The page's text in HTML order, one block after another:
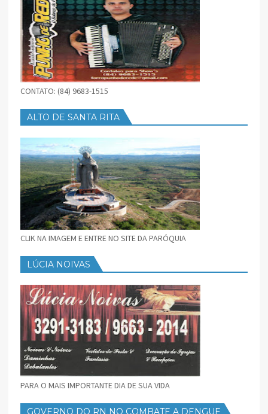
CONTATO: (84) 9683-1515
ALTO DE SANTA RITA
CLIK NA IMAGEM E ENTRE NO SITE DA PARÓQUIA
LÚCIA NOIVAS
PARA O MAIS IMPORTANTE DIA DE SUA VIDA
GOVERNO DO RN NO COMBATE A DENGUE